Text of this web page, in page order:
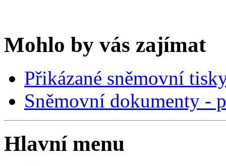
Mohlo by vás zajímat
Přikázané sněmovní
Sněmovní dokumenty -
Hlavní menu